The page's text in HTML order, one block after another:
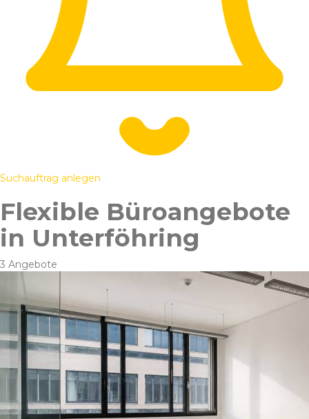
Suchauftrag anlegen
Flexible Büroangebote
in Unterföhring
3 Angebote